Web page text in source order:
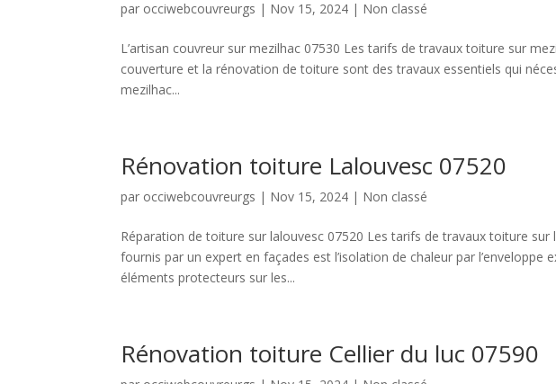
par occiwebcouvreurgs | Nov 15, 2024 | Non classé
L’artisan couvreur sur mezilhac 07530 Les tarifs de travaux toiture sur
couverture et la rénovation de toiture sont des travaux essentiels qui
mezilhac...
Rénovation toiture Lalouvesc 07520
par occiwebcouvreurgs | Nov 15, 2024 | Non classé
Réparation de toiture sur lalouvesc 07520 Les tarifs de travaux toiture sur
fournis par un expert en façades est l’isolation de chaleur par l’enveloppe
éléments protecteurs sur les...
Rénovation toiture Cellier du luc 07590